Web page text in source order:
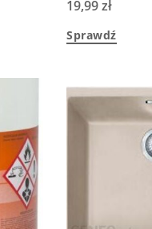
19,99zł
Sprawdź